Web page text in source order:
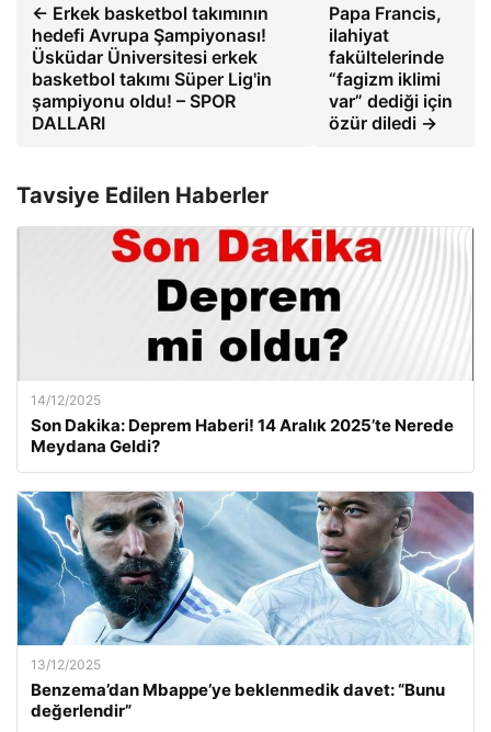
← Erkek basketbol takımının
hedefi Avrupa Şampiyonası!
Üsküdar Üniversitesi erkek
basketbol takımı Süper Lig'in
şampiyonu oldu! – SPOR
DALLARI
Papa Francis,
ilahiyat
fakültelerinde
“fagizm iklimi
var” dediği için
özür diledi →
Tavsiye Edilen Haberler
14/12/2025
Son Dakika: Deprem Haberi! 14 Aralık 2025’te Nerede
Meydana Geldi?
13/12/2025
Benzema’dan Mbappe’ye beklenmedik davet: “Bunu
değerlendir”